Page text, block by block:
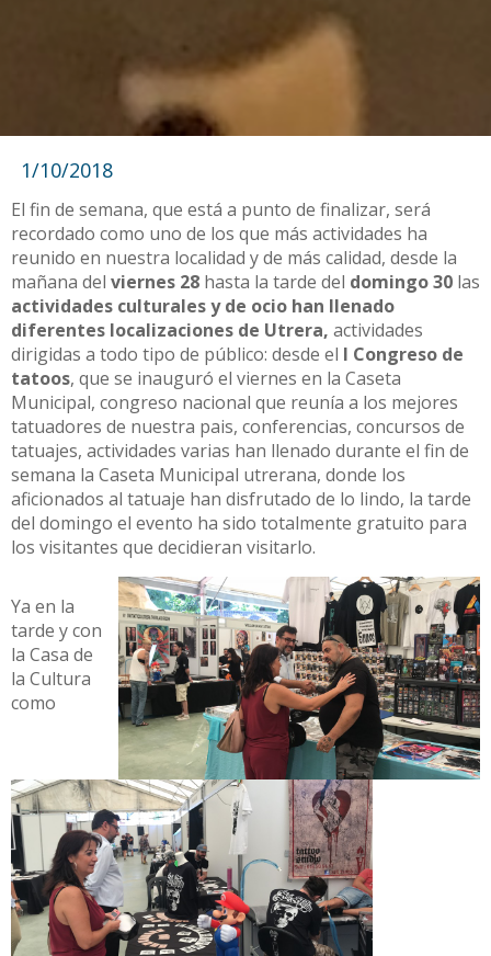
1/10/2018
El fin de semana, que está a punto de finalizar, será
recordado como uno de los que más actividades ha
reunido en nuestra localidad y de más calidad, desde la
mañana del viernes 28 hasta la tarde del domingo 30 las
actividades culturales y de ocio han llenado
diferentes localizaciones de Utrera, actividades
dirigidas a todo tipo de público: desde el I Congreso de
tatoos, que se inauguró el viernes en la Caseta
Municipal, congreso nacional que reunía a los mejores
tatuadores de nuestra pais, conferencias, concursos de
tatuajes, actividades varias han llenado durante el fin de
semana la Caseta Municipal utrerana, donde los
aficionados al tatuaje han disfrutado de lo lindo, la tarde
del domingo el evento ha sido totalmente gratuito para
los visitantes que decidieran visitarlo.
Ya en la
tarde y con
la Casa de
la Cultura
como